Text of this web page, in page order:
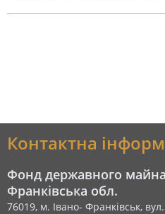
Контактна
Фонд державного майна
Франківська обл.
76019, м. Івано- Франківськ,